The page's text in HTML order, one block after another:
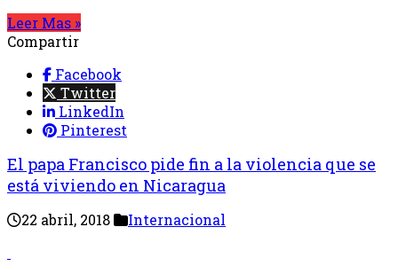
Leer Mas »
Compartir
Facebook
Twitter
LinkedIn
Pinterest
El papa Francisco pide fin a la violencia que se
está viviendo en Nicaragua
22 abril, 2018 Internacional